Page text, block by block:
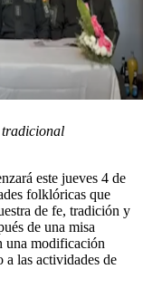
tradicional
este jueves 4 de
folklóricas que
de fe, tradición y
de una misa
una modificación
a las actividades de